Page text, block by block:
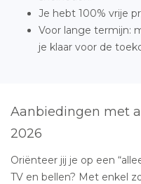
Je hebt 100% vrije
Voor lange termijn:
je klaar voor de
Aanbiedingen met
2026
Oriënteer jij je op een
TV en bellen? Met enkel